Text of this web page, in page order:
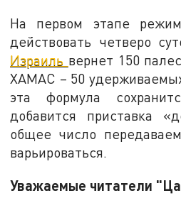
На первом этапе
действовать четверо
Израиль вернет 150
ХАМАС – 50
эта формула
добавится приставка
общее число
варьироваться.
Уважаемые читатели